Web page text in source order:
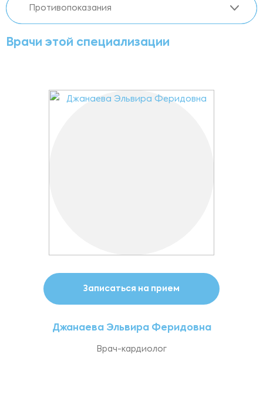
Противопоказания
Врачи этой специализации
Записаться на прием
Джанаева Эльвира Феридовна
Врач-кардиолог